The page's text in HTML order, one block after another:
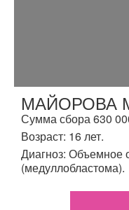
МАЙОРОВА
Сумма сбора 630
Возраст: 16 лет.
Диагноз: Объемное
(медуллобластома).